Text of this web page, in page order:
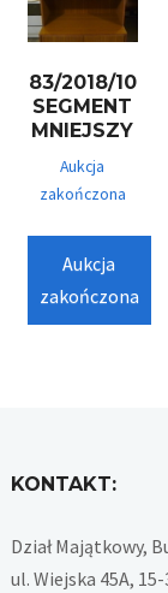
83/2018/10
SEGMENT
MNIEJSZY
Aukcja
zakończona
Aukcja
zakończona
KONTAKT:
Dział Majątkowy,
ul. Wiejska 45A,